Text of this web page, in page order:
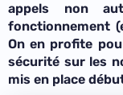
appels non
fonctionnement
On en profite
sécurité sur les
mis en place